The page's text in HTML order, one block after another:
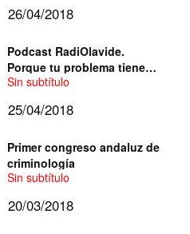
26/04/2018
Podcast RadiOlavide.
Porque tu problema tiene
mediación
Sin subtítulo
25/04/2018
Primer congreso andaluz de
criminología
Sin subtítulo
20/03/2018